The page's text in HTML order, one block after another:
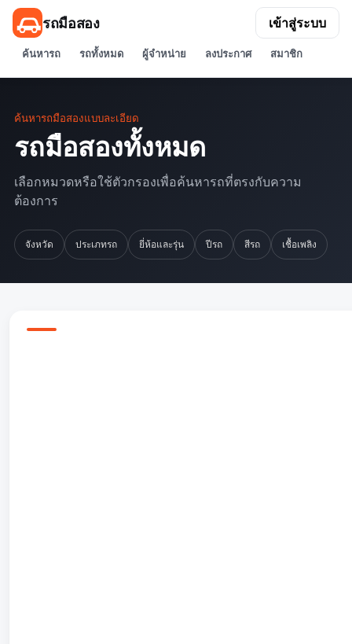
รถมือสอง
ค้นหารถ รถทั้งหมด ผู้จำหน่าย ลงประกาศ สมาชิก
เข้าสู่ระบบ
ค้นหารถมือสองแบบละเอียด
รถมือสองทั้งหมด
เลือกหมวดหรือใช้ตัวกรองเพื่อค้นหารถที่ตรงกับความ
ต้องการ
จังหวัด ประเภทรถ ยี่ห้อและรุ่น ปีรถ สีรถ เชื้อเพลิง